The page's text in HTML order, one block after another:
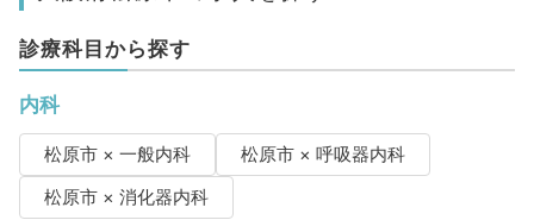
診療科目から探す
内科
松原市 × 一般内科
松原市 × 呼吸器内科
松原市 × 消化器内科